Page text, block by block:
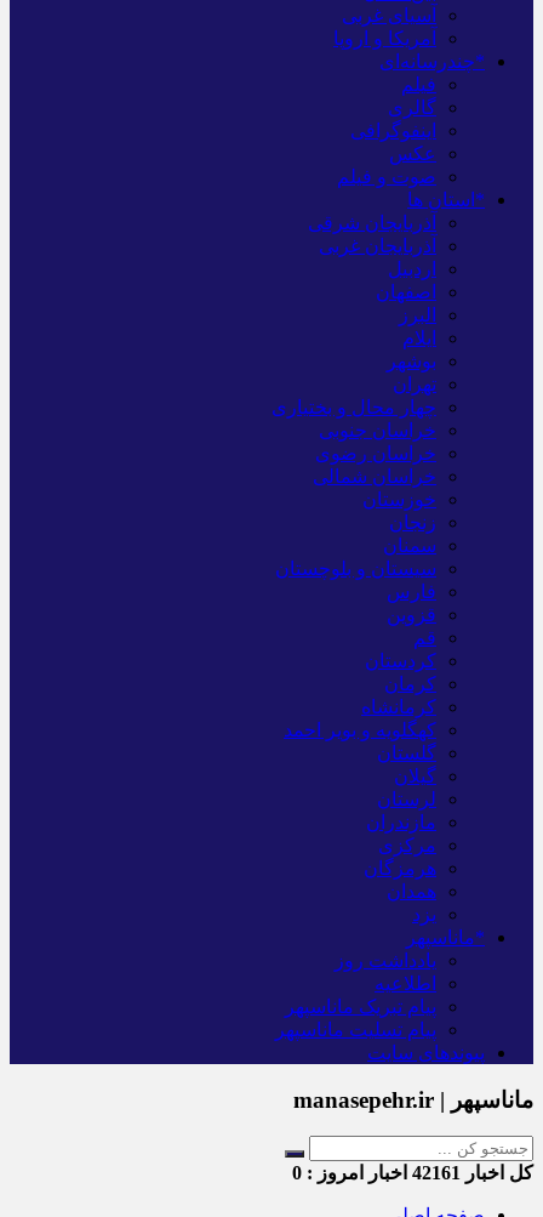
آسیای غربی
آمریکا و اروپا
*چندرسانه‌ای
فیلم
گالری
اینفوگرافی
عکس
صوت و فیلم
*استان ها
آذربایجان شرقی
آذربایجان غربی
اردبیل
اصفهان
البرز
ایلام
بوشهر
تهران
چهار محال و بختیاری
خراسان جنوبی
خراسان رضوی
خراسان شمالی
خوزستان
زنجان
سمنان
سیستان و بلوچستان
فارس
قزوین
قم
کردستان
کرمان
کرمانشاه
کهگلویه و بویر احمد
گلستان
گیلان
لرستان
مازندران
مرکزی
هرمزگان
همدان
یزد
*ماناسپهر
یادداشت روز
اطلاعیه
پیام تبریک ماناسپهر
پیام تسلیت ماناسپهر
پیوندهای سایت
ماناسپهر | manasepehr.ir
کل اخبار اخبار امروز : 0